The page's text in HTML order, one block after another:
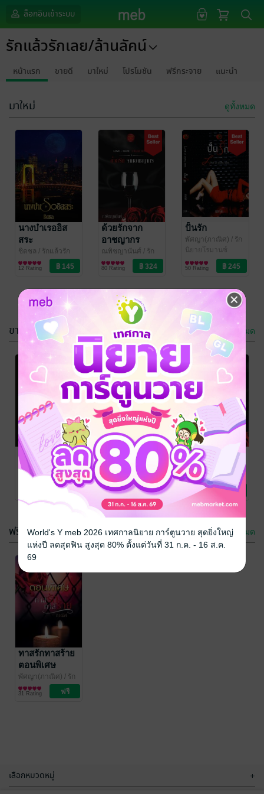
ล็อกอินเข้าระบบ
รักแล้วรักเลย/ล้านลัคน์
หน้าแรก ขายดี มาใหม่ โปรโมชัน ฟรีกระจาย แนะนำ
มาใหม่ ดูทั้งหมด
นางบำเรออิส
สระ
ชิดชล / รักแล้วรัก
เลย/ล้านลัคน์
นิยายโรมานซ์
12 Rating
ด้วยรักจาก
อาชญากร
ณพิชญานันศ์ / รัก
แล้วรักเลย/ล้านลัคน์
นิยายโรมานซ์
80 Rating
ปั้นรัก
พัศญา(ภาณิศ) / รัก
แล้วรักเลย/ล้านลัคน์
นิยายโรมานซ์
50 Rating
เสี่ยวตี้,จงมา
เป็นฮองเฮาของ
ข้าเถอะ เล่ม 1
รินรณา
/ รักแล้วรัก
เลย/ล้านลัคน์
นิยายรัก
35 Rating
พิศวาสทาส
ปรารถนา
รินรณา/ รักแล้วรัก
เลย/ล้านลัคน์
นิยายโรมานซ์
7 Rating
ขายดี ดูทั้งหมด
ทาสรักทาสร้าย
พัศญา(ภาณิศ)/ รัก
แล้วรักเลย/ล้านลัคน์
นิยายโรมานซ์
ปั้นรัก
พัศญา(ภาณิศ)/ รัก
แล้วรักเลย/ล้านลัคน์
นิยายโรมานซ์
50 Rating
ด้วยรักจาก
อาชญากร
ณพิชญานันศ์/ รัก
แล้วรักเลย/ล้านลัคน์
นิยายโรมานซ์
80 Rating
เสี่ยวตี้,จงมา
เป็นฮองเฮาของ
ข้าเถอะ เล่ม 1
รินรณา/ รักแล้วรัก
เลย/ล้านลัคน์
นิยายรัก
35 Rating
ฟรีกระจาย ดูทั้งหมด
ทาสรักทาสร้าย
ตอนพิเศษ
พัศญา(ภาณิศ) / รัก
แล้วรักเลย/ล้านลัคน์
นิยายโรมานซ์
31 Rating
เลือกหมวดหมู่ +
World's Y meb 2026 เทศกาลนิยาย การ์ตูนวาย สุดยิ่งใหญ่
แห่งปี ลดสุดฟิน สูงสุด 80% ตั้งแต่วันที่ 31 ก.ค. - 16 ส.ค.
69